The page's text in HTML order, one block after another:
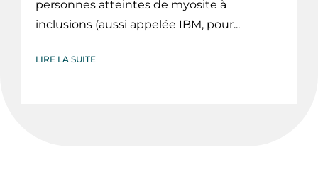
personnes atteintes de myosite à
inclusions (aussi appelée IBM, pour...
LIRE LA SUITE